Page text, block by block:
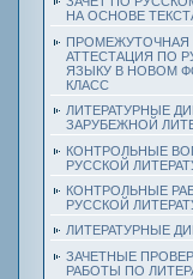
НА ОСНОВЕ
ПРОМЕЖУТОЧНАЯ
АТТЕСТАЦИЯ ПО
ЯЗЫКУ В НОВОМ
КЛАСС
ЛИТЕРАТУРНЫЕ
ЗАРУБЕЖНОЙ
КОНТРОЛЬНЫЕ
РУССКОЙ
КОНТРОЛЬНЫЕ
РУССКОЙ
ЛИТЕРАТУРНЫЕ
ЗАЧЕТНЫЕ
РАБОТЫ ПО